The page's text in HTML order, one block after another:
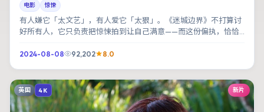
电影 惊悚
有人嫌它「太文艺」，有人爱它「太狠」。《迷城边界》不打算讨
好所有人，它只负责把惊悚拍到让自己满意——而这份偏执，恰恰
2024-08-08 92,202 8.0
新片
英国 4K